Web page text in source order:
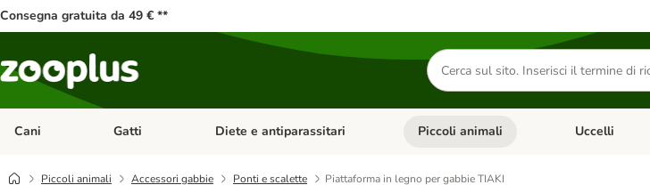
Consegna gratuita da 49 € **
Cerca
prodotti
Cani Apri Menu Categoria: Cani
Gatti Apri Menu Categoria: Gatti
Diete e antiparassitari Apri Menu Categoria: Diete e antiparassitari
Piccoli animali Apri Menu
Uccelli
Piccoli animali Accessori gabbie Ponti e scalette Piattaforma in legno per gabbie TIAKI